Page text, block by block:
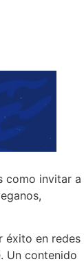
como invitar a
éxito en redes
Un contenido